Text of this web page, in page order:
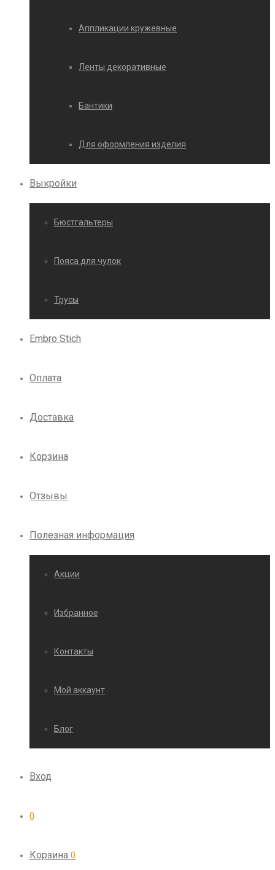
Аппликации кружевные
Ленты декоративные
Бантики
Для оформления изделия
Выкройки
Бюстгальтеры
Пояса для чулок
Трусы
Embro Stich
Оплата
Доставка
Корзина
Отзывы
Полезная информация
Акции
Избранное
Контакты
Мой аккаунт
Блог
Вход
0
Корзина 0